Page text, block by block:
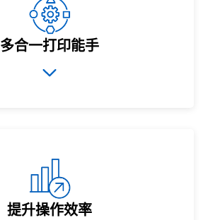
多合一打印能手
提升操作效率